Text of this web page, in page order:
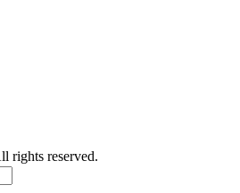
rights reserved.